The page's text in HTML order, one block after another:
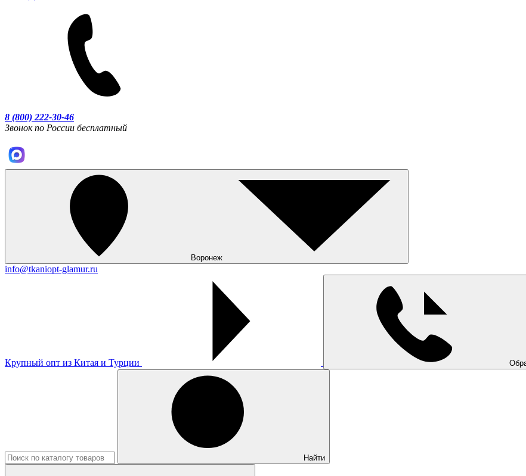
8 (800) 222-30-46
Звонок по России бесплатный
Воронеж
info@tkaniopt-glamur.ru
Крупный опт из Китая и Турции
Найти